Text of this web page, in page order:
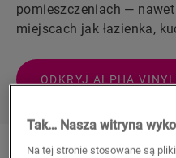
pomieszczeniach —
miejscach jak łazienka,
ODKRYJ ALPHA VINYL
Tak… Nasza witryna
Na tej stronie stosowane są